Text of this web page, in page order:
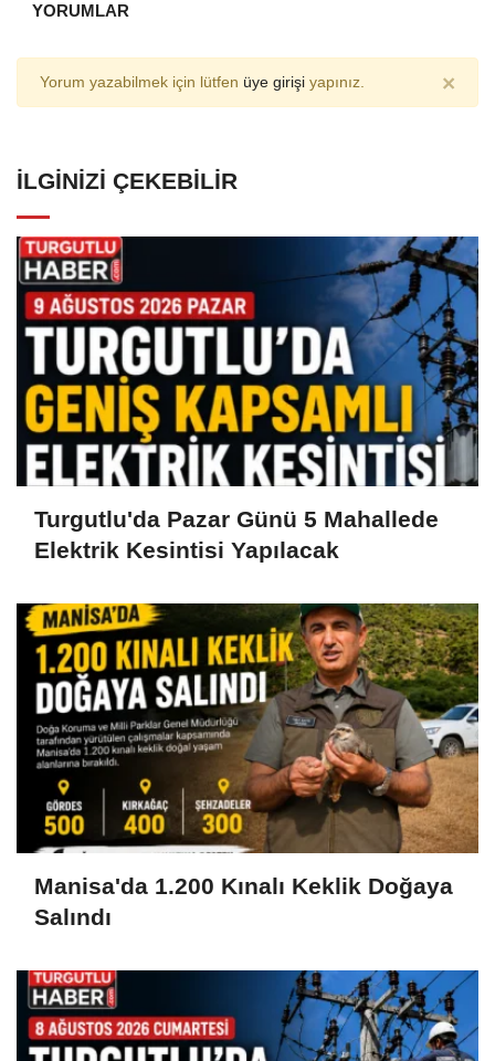
YORUMLAR
Yorum yazabilmek için lütfen üye girişi yapınız. ×
İLGINIZI ÇEKEBILIR
Turgutlu'da Pazar Günü 5 Mahallede
Elektrik Kesintisi Yapılacak
Manisa'da 1.200 Kınalı Keklik Doğaya
Salındı